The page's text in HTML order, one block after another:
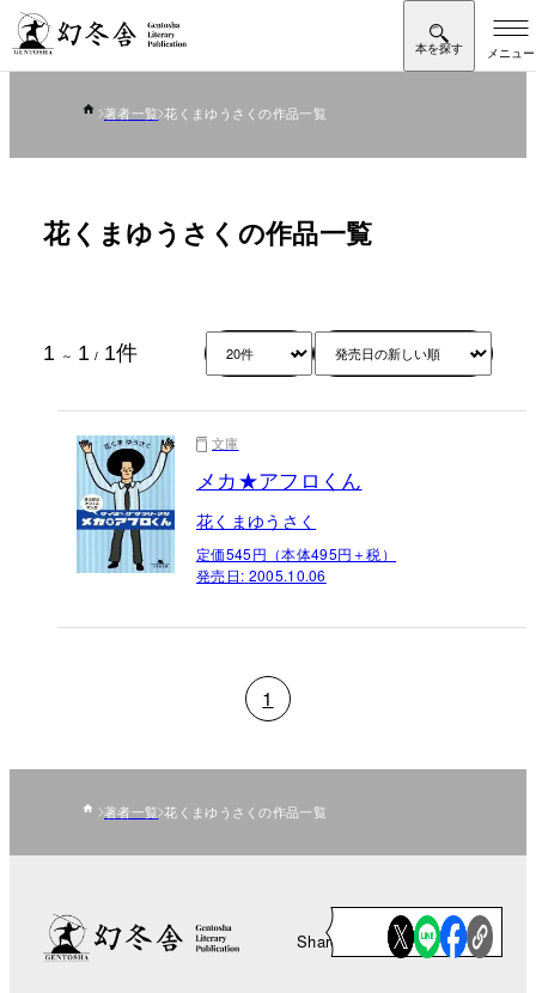
著者一覧 花くまゆうさくの作品一覧
花くまゆうさくの作品一覧
1 ～ 1 / 1件
文庫
メカ★アフロくん
花くまゆうさく
定価545円（本体495円＋税）
発売日: 2005.10.06
1
著者一覧 花くまゆうさくの作品一覧
Share